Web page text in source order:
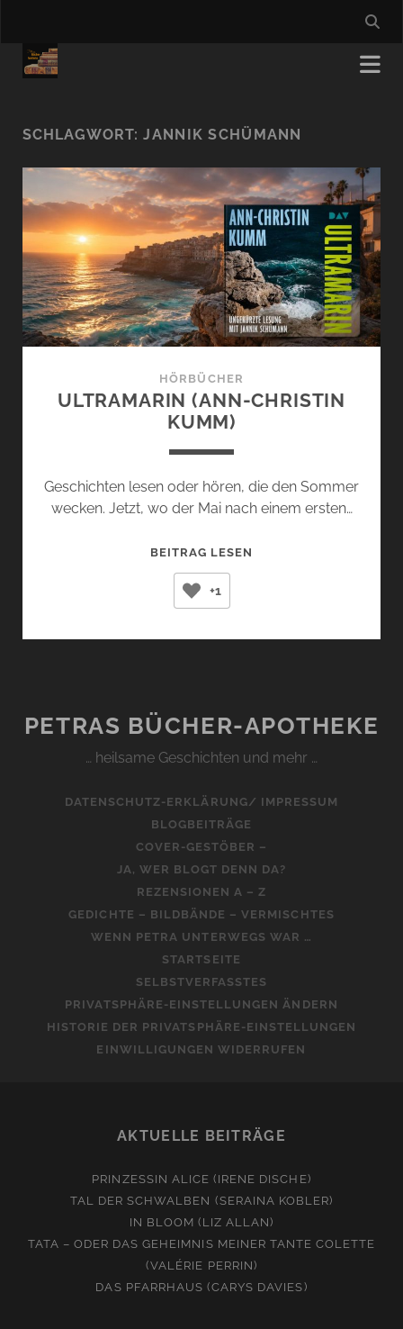
SCHLAGWORT:JANNIK SCHÜMANN
HÖRBÜCHER
ULTRAMARIN (ANN-CHRISTIN
KUMM)
Geschichten lesen oder hören, die den Sommer
wecken. Jetzt, wo der Mai nach einem ersten…
BEITRAG LESEN
+1
PETRAS BÜCHER-APOTHEKE
… heilsame Geschichten und mehr …
DATENSCHUTZ-ERKLÄRUNG/ IMPRESSUM
BLOGBEITRÄGE
COVER-GESTÖBER –
JA, WER BLOGT DENN DA?
REZENSIONEN A – Z
GEDICHTE – BILDBÄNDE – VERMISCHTES
WENN PETRA UNTERWEGS WAR …
STARTSEITE
SELBSTVERFASSTES
PRIVATSPHÄRE-EINSTELLUNGEN ÄNDERN
HISTORIE DER PRIVATSPHÄRE-EINSTELLUNGEN
EINWILLIGUNGEN WIDERRUFEN
AKTUELLE BEITRÄGE
PRINZESSIN ALICE (IRENE DISCHE)
TAL DER SCHWALBEN (SERAINA KOBLER)
IN BLOOM (LIZ ALLAN)
TATA – ODER DAS GEHEIMNIS MEINER TANTE COLETTE
(VALÉRIE PERRIN)
DAS PFARRHAUS (CARYS DAVIES)